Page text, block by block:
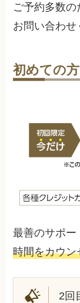
ご予約多数
お問い合わせ
初めての
最善のサポ
時間をカウ
2回